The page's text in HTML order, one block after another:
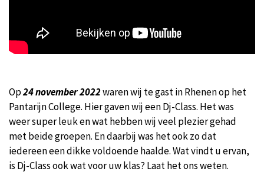
Op24 november 2022waren wij te gast in Rhenen op het
Pantarijn College. Hier gaven wij een Dj-Class. Het was
weer super leuk en wat hebben wij veel plezier gehad
met beide groepen. En daarbij was het ook zo dat
iedereen een dikke voldoende haalde. Wat vindt u ervan,
is Dj-Class ook wat voor uw klas? Laat het ons weten.